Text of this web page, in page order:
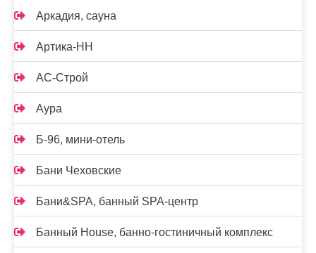
Аркадия, сауна
Артика-НН
АС-Строй
Аура
Б-96, мини-отель
Бани Чеховские
Бани&SPA, банный SPA-центр
Банный House, банно-гостиничный комплекс